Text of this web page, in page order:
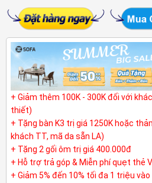
LIÊN HỆ
+ Giảm thêm 100K - 300K đối với
thiết)
+ Tặng bàn K3 trị giá 1250K hoặc
khách TT, mã da sẵn LA)
+ Tặng 2 gối ôm trị giá 400.000đ
+ Hỗ trợ trả góp & Miễn phí quẹt thẻ
+ Giảm 5% đến 10% tối đa 1 triệu vào